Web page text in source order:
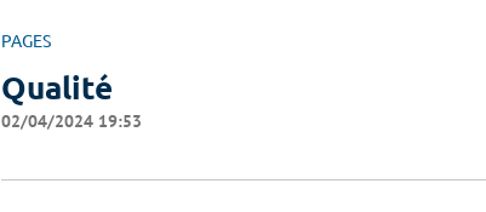
PAGES
Qualité
02/04/2024 19:53